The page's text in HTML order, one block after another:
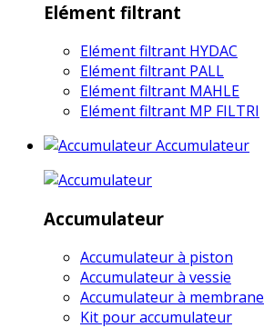
Elément filtrant
Elément filtrant HYDAC
Elément filtrant PALL
Elément filtrant MAHLE
Elément filtrant MP FILTRI
Accumulateur
Accumulateur
Accumulateur à piston
Accumulateur à vessie
Accumulateur à membrane
Kit pour accumulateur